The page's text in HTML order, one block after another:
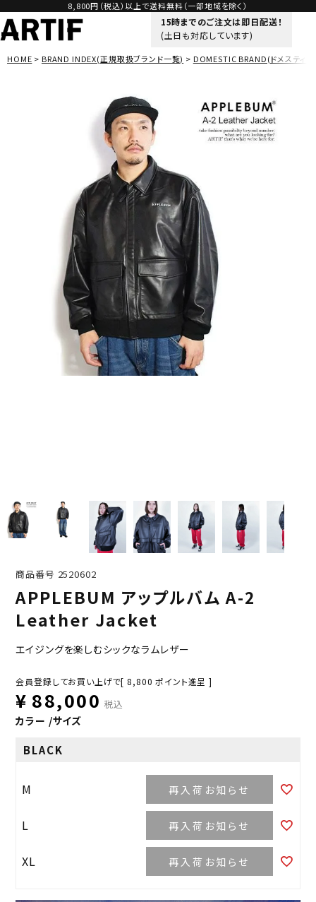
8,800円（税込）以上で送料無料（一部地域を除く）
15時までのご注文は即日配送！
(土日も対応しています)
HOME BRAND INDEX(正規取扱ブランド一覧) DOMESTIC BRAND(ドメスティッ
商品番号 2520602
APPLEBUM アップルバム A-2
Leather Jacket
エイジングを楽しむシックなラムレザー
会員登録してお買い上げで[ 8,800 ポイント進呈 ]
¥ 88,000 税込
カラー サイズ
BLACK
M 再入荷お知らせ
L 再入荷お知らせ
XL 再入荷お知らせ